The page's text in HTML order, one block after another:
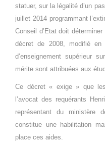
statuer, sur la légalité d’un
juillet 2014 programmant
Conseil d’Etat doit
décret de 2008, modifié
d’enseignement supérieur
mérite sont attribuées aux
Ce décret « exige » que
l’avocat des requérants
représentant du ministère
constitue une habilitation
place ces aides.